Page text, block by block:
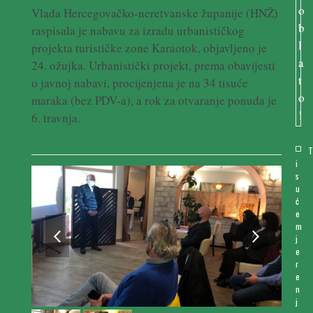
Vlada Hercegovačko-neretvanske županije (HNŽ)
raspisala je nabavu za izradu urbanističkog
projekta turističke zone Karaotok, objavljeno je
24. ožujka. Urbanistički projekt, prema obavijesti
o javnoj nabavi, procijenjena je na 34 tisuće
maraka (bez PDV-a), a rok za otvaranje ponuda je
6. travnja.
previous
slide
next
slide
T
i
s
u
ć
e
m
j
e
r
e
n
j